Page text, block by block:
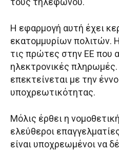
Η εφαρμογή αυτή έχει
εκατομμυρίων πολιτών.
τις πρώτες στην ΕΕ που
ηλεκτρονικές πληρωμές.
επεκτείνεται με την
υποχρεωτικότητας.
Μόλις έρθει η
ελεύθεροι
είναι υποχρεωμένοι να